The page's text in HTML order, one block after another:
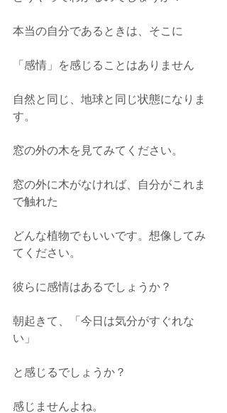
本当の自分であるときは、そこに
「感情」を感じることはありません
自然と同じ、地球と同じ状態になりま
す。
窓の外の木を見てみてください。
窓の外に木がなければ、自分がこれま
で触れた
どんな植物でもいいです。想像してみ
てください。
彼らに感情はあるでしょうか？
朝起きて、「今日は気分がすぐれな
い」
と感じるでしょうか？
感じませんよね。